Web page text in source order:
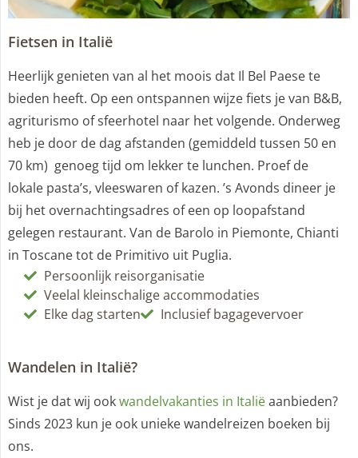
Fietsen in Italië
Heerlijk genieten van al het moois dat Il Bel Paese te
bieden heeft. Op een ontspannen wijze fiets je van B&B,
agriturismo of sfeerhotel naar het volgende. Onderweg
heb je door de dag afstanden (gemiddeld tussen 50 en
70 km) genoeg tijd om lekker te lunchen. Proef de
lokale pasta’s, vleeswaren of kazen. ’s Avonds dineer je
bij het overnachtingsadres of een op loopafstand
gelegen restaurant. Van de Barolo in Piemonte, Chianti
in Toscane tot de Primitivo uit Puglia.
Persoonlijk reisorganisatie
Veelal kleinschalige accommodaties
Elke dag starten
Inclusief bagagevervoer
Wandelen in Italië?
Wist je dat wij ookwandelvakanties in Italiëaanbieden?
Sinds 2023 kun je ook unieke wandelreizen boeken bij
ons.